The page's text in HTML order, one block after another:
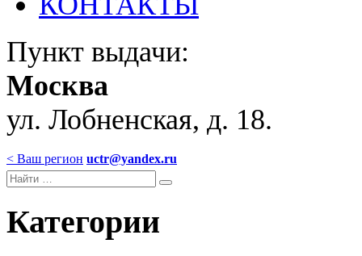
Пункт выдачи:
Москва
ул. Лобненская, д. 18.
< Ваш регион uctr@yandex.ru
Категории